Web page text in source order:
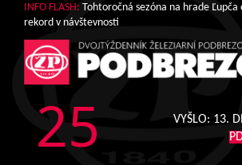
INFO FLASH: Tohtoročná sezóna na hrade
rekord v návštevnosti
25
VYŠLO: 13.